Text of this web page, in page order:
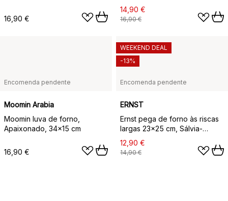
16,90 €
14,90 €
16,90 €
Encomenda pendente
Moomin Arabia
Moomin luva de forno,
Apaixonado, 34x15 cm
16,90 €
Encomenda pendente
ERNST
Ernst pega de forno às riscas
largas 23x25 cm, Sálvia-
branco
12,90 €
14,90 €
WEEKEND DEAL
-13%